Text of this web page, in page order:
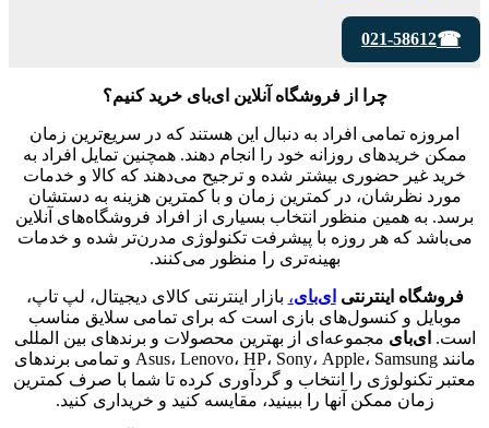
021-58612
چرا از فروشگاه آنلاین ای‌بای خرید کنیم؟
امروزه تمامی افراد به دنبال این هستند که در سریع‌ترین زمان
ممکن خرید‌های روزانه خود را انجام دهند. همچنین تمایل افراد به
خرید غیر حضوری بیشتر شده و ترجیح می‌دهند که کالا و خدمات
مورد نظرشان، در کمترین زمان و با کمترین هزینه به دستشان
برسد. به همین منظور انتخاب بسیاری از افراد فروشگاه‌های آنلاین
می‌باشد که هر روزه با پیشرفت تکنولوژی مدرن‌تر شده و خدمات
بهینه‌تری را منظور می‌کنند.
فروشگاه اینترنتی ایبای، بازار اینترنتی کالای دیجیتال، لپ تاپ،
موبایل و کنسول‌های بازی است که برای تمامی سلایق مناسب
است. ایبای مجموعه‌ای از بهترین محصولات و برند­های بین المللی
مانند Asus، Lenovo، HP، Sony، Apple، Samsung و تمامی برند‌های
معتبر تکنولوژی را انتخاب و گردآوری کرده تا شما با صرف کمترین
زمان ممکن آنها را ببینید، مقایسه کنید و خریداری کنید.